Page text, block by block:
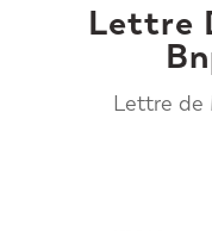
Lettre
Lettre de